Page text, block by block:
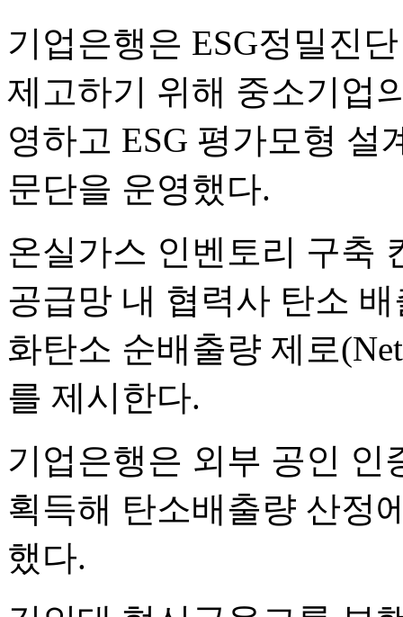
기업은행은 ESG정밀진
제고하기 위해 중소기업
영하고 ESG 평가모형 설
문단을 운영했다.
온실가스 인벤토리 구축
공급망 내 협력사 탄소
화탄소 순배출량 제로
를 제시한다.
기업은행은 외부 공인 인
획득해 탄소배출량 산정
했다.